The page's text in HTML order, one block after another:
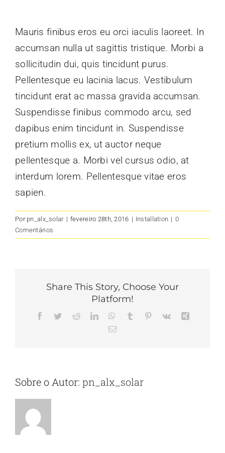
Mauris finibus eros eu orci iaculis laoreet. In
accumsan nulla ut sagittis tristique. Morbi a
sollicitudin dui, quis tincidunt purus.
Pellentesque eu lacinia lacus. Vestibulum
tincidunt erat ac massa gravida accumsan.
Suspendisse finibus commodo arcu, sed
dapibus enim tincidunt in. Suspendisse
pretium mollis ex, ut auctor neque
pellentesque a. Morbi vel cursus odio, at
interdum lorem. Pellentesque vitae eros
sapien.
Por pn_alx_solar | fevereiro 28th, 2016 | Installation | 0
Comentários
Share This Story, Choose Your
Platform!
Facebook
TwitterRedditLinkedInWhatsApp
Tumblr Pinterest
Vk
E-
Sobre o Autor: pn_alx_solar